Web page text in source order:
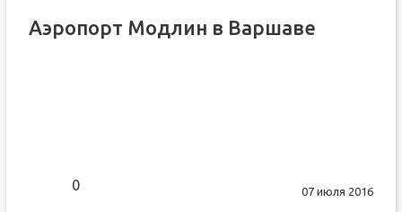
Аэропорт Модлин в Варшаве
0 07 июля 2016